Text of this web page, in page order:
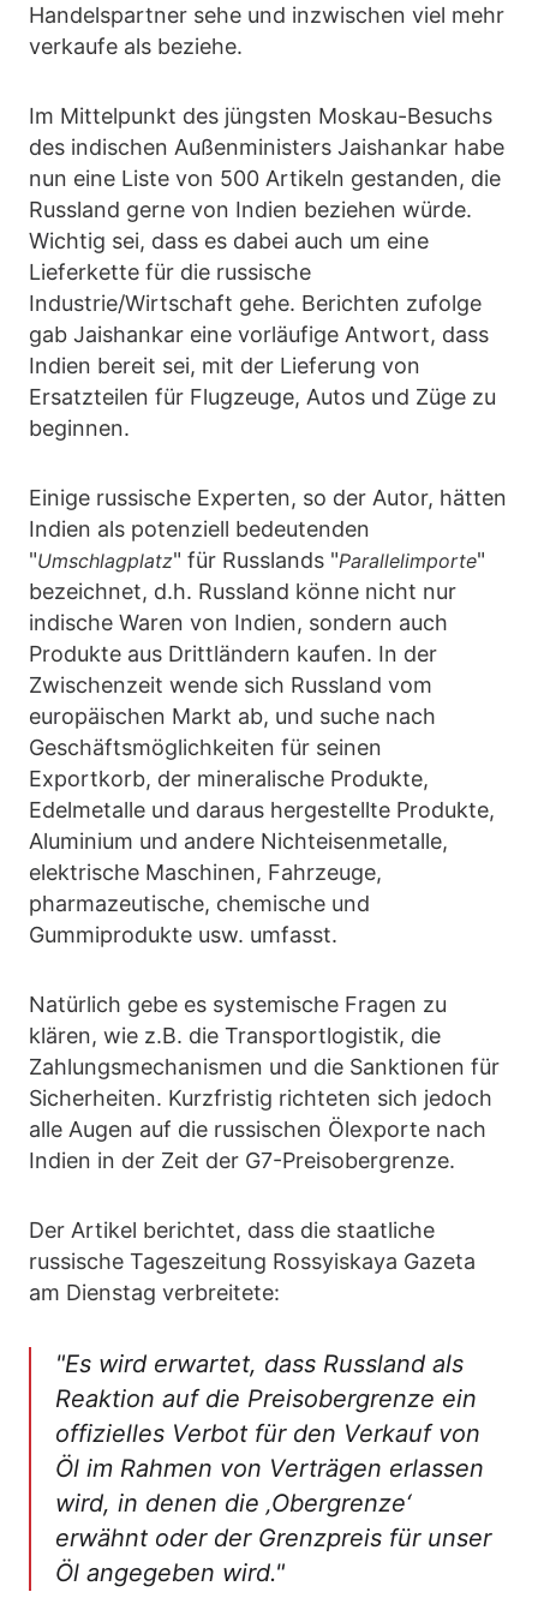
Handelspartner sehe und inzwischen viel mehr
verkaufe als beziehe.
Im Mittelpunkt des jüngsten Moskau-Besuchs
des indischen Außenministers Jaishankar habe
nun eine Liste von 500 Artikeln gestanden, die
Russland gerne von Indien beziehen würde.
Wichtig sei, dass es dabei auch um eine
Lieferkette für die russische
Industrie/Wirtschaft gehe. Berichten zufolge
gab Jaishankar eine vorläufige Antwort, dass
Indien bereit sei, mit der Lieferung von
Ersatzteilen für Flugzeuge, Autos und Züge zu
beginnen.
Einige russische Experten, so der Autor, hätten
Indien als potenziell bedeutenden
"Umschlagplatz" für Russlands "Parallelimporte"
bezeichnet, d.h. Russland könne nicht nur
indische Waren von Indien, sondern auch
Produkte aus Drittländern kaufen. In der
Zwischenzeit wende sich Russland vom
europäischen Markt ab, und suche nach
Geschäftsmöglichkeiten für seinen
Exportkorb, der mineralische Produkte,
Edelmetalle und daraus hergestellte Produkte,
Aluminium und andere Nichteisenmetalle,
elektrische Maschinen, Fahrzeuge,
pharmazeutische, chemische und
Gummiprodukte usw. umfasst.
Natürlich gebe es systemische Fragen zu
klären, wie z.B. die Transportlogistik, die
Zahlungsmechanismen und die Sanktionen für
Sicherheiten. Kurzfristig richteten sich jedoch
alle Augen auf die russischen Ölexporte nach
Indien in der Zeit der G7-Preisobergrenze.
Der Artikel berichtet, dass die staatliche
russische Tageszeitung Rossyiskaya Gazeta
am Dienstag verbreitete:
"Es wird erwartet, dass Russland als
Reaktion auf die Preisobergrenze ein
offizielles Verbot für den Verkauf von
Öl im Rahmen von Verträgen erlassen
wird, in denen die ‚Obergrenze‘
erwähnt oder der Grenzpreis für unser
Öl angegeben wird."